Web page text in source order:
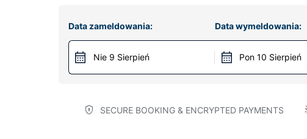
Data zameldowania:
Nie 9 Sierpień
Data wymeldowania:
Pon 10 Sierpień
SECURE BOOKING & ENCRYPTED PAYMENTS